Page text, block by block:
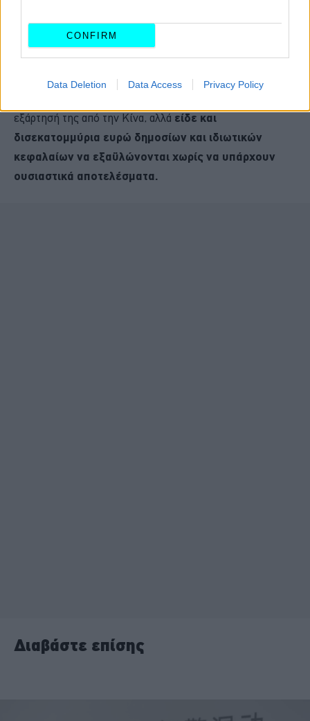
CONFIRM
Data Deletion Data Access Privacy Policy
αμερικανική startupLyten, αφήνοντας πίσω της
ανεκπλήρωτο το όνειρο της δημιουργίας μιας αυτάρκους
ευρωπαϊκής εφοδιαστικής αλυσίδας μπαταριών.
εξάρτησή της από την Κίνα, αλλά είδε και
δισεκατομμύρια ευρώ δημοσίων και ιδιωτικών
κεφαλαίων να εξαϋλώνονται χωρίς να υπάρχουν
ουσιαστικά αποτελέσματα.
Διαβάστε επίσης